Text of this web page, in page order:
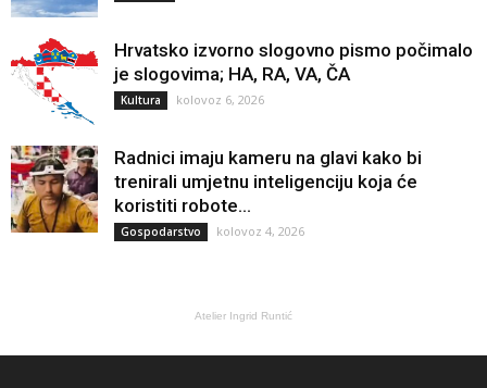
Hrvatsko izvorno slogovno pismo počimalo
je slogovima; HA, RA, VA, ČA
Kultura kolovoz 6, 2026
Radnici imaju kameru na glavi kako bi
trenirali umjetnu inteligenciju koja će
koristiti robote...
Gospodarstvo kolovoz 4, 2026
Atelier Ingrid Runtić